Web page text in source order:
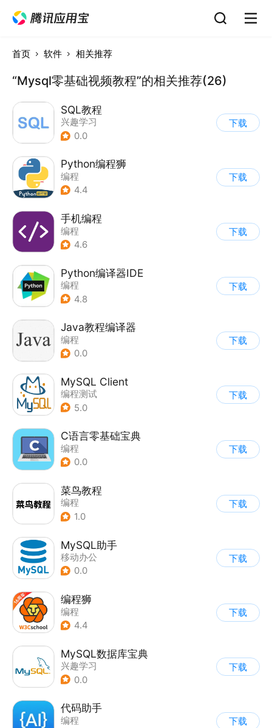
首页 软件 相关推荐
“Mysql零基础视频教程”的相关推荐(26)
SQL教程
兴趣学习
0.0
下载
Python编程狮
编程
4.4
下载
手机编程
编程
4.6
下载
Python编译器IDE
编程
4.8
下载
Java教程编译器
编程
0.0
下载
MySQL Client
编程测试
5.0
下载
C语言零基础宝典
编程
0.0
下载
菜鸟教程
编程
1.0
下载
MySQL助手
移动办公
0.0
下载
编程狮
编程
4.4
下载
MySQL数据库宝典
兴趣学习
0.0
下载
代码助手
编程
下载